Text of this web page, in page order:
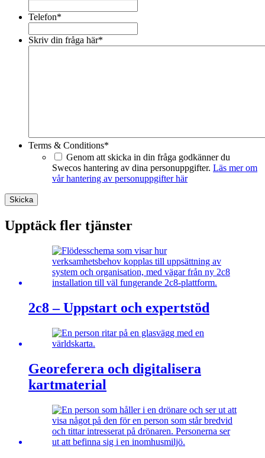
Telefon*
Skriv din fråga här*
Terms & Conditions*
Genom att skicka in din fråga godkänner du
Swecos hantering av dina personuppgifter. Läs mer om
vår hantering av personuppgifter här
Skicka
Upptäck fler tjänster
2c8 – Uppstart och expertstöd
Georeferera och digitalisera
kartmaterial